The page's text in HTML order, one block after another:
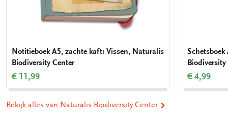
Notitieboek A5, zachte kaft: Vissen, Naturalis
Biodiversity Center
€ 11,99
Biodiversity
€ 4,99
Bekijk alles van Naturalis Biodiversity Center